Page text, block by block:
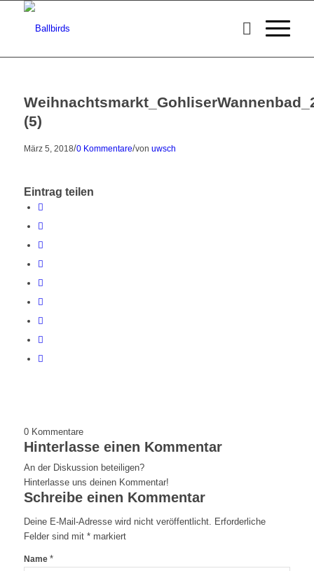
(5)
März 5, 2018/0 Kommentare/von uwsch
Eintrag teilen
0 Kommentare
Hinterlasse einen Kommentar
An der Diskussion beteiligen?
Hinterlasse uns deinen Kommentar!
Schreibe einen Kommentar
Deine E-Mail-Adresse wird nicht veröffentlicht. Erforderliche
Felder sind mit *markiert
Name *